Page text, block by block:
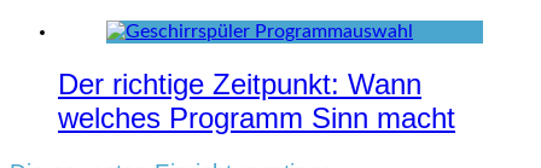
Der richtige Zeitpunkt: Wann
welches Programm Sinn macht